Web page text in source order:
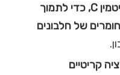
C, כדי לתמוך
של חלבונים
קריטיים